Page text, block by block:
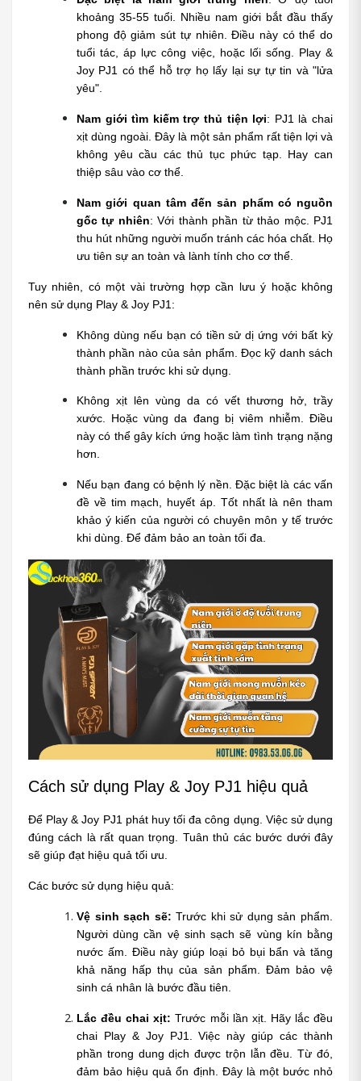
khoảng 35-55 tuổi. Nhiều nam giới bắt đầu thấy
phong độ giảm sút tự nhiên. Điều này có thể do
tuổi tác, áp lực công việc, hoặc lối sống. Play &
Joy PJ1 có thể hỗ trợ họ lấy lại sự tự tin và "lửa
yêu".
Nam giới tìm kiếm trợ thủ tiện lợi: PJ1 là chai
xịt dùng ngoài. Đây là một sản phẩm rất tiện lợi và
không yêu cầu các thủ tục phức tạp. Hay can
thiệp sâu vào cơ thể.
Nam giới quan tâm đến sản phẩm có nguồn
gốc tự nhiên: Với thành phần từ thảo mộc. PJ1
thu hút những người muốn tránh các hóa chất. Họ
ưu tiên sự an toàn và lành tính cho cơ thể.
Tuy nhiên, có một vài trường hợp cần lưu ý hoặc không
nên sử dụng Play & Joy PJ1:
Không dùng nếu bạn có tiền sử dị ứng với bất kỳ
thành phần nào của sản phẩm. Đọc kỹ danh sách
thành phần trước khi sử dụng.
Không xịt lên vùng da có vết thương hở, trầy
xước. Hoặc vùng da đang bị viêm nhiễm. Điều
này có thể gây kích ứng hoặc làm tình trạng nặng
hơn.
Nếu bạn đang có bệnh lý nền. Đặc biệt là các vấn
đề về tim mạch, huyết áp. Tốt nhất là nên tham
khảo ý kiến của người có chuyên môn y tế trước
khi dùng. Để đảm bảo an toàn tối đa.
Cách sử dụng Play & Joy PJ1 hiệu quả
Để Play & Joy PJ1 phát huy tối đa công dụng. Việc sử dụng
đúng cách là rất quan trọng. Tuân thủ các bước dưới đây
sẽ giúp đạt hiệu quả tối ưu.
Các bước sử dụng hiệu quả:
Vệ sinh sạch sẽ: Trước khi sử dụng sản phẩm.
Người dùng cần vệ sinh sạch sẽ vùng kín bằng
nước ấm. Điều này giúp loại bỏ bụi bẩn và tăng
khả năng hấp thụ của sản phẩm. Đảm bảo vệ
sinh cá nhân là bước đầu tiên.
Lắc đều chai xịt: Trước mỗi lần xịt. Hãy lắc đều
chai Play & Joy PJ1. Việc này giúp các thành
phần trong dung dịch được trộn lẫn đều. Từ đó,
đảm bảo hiệu quả ổn định. Đây là một bước nhỏ